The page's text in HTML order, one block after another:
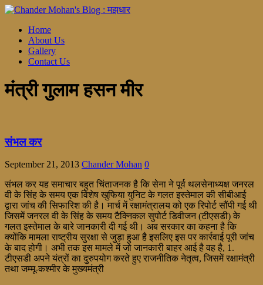
Home
About Us
Gallery
Contact Us
मंत्री गुलाम हसन मीर
संभल कर
September 21, 2013 Chander Mohan 0
संभल कर यह समाचार बहुत चिंताजनक है कि सेना ने पूर्व थलसेनाध्यक्ष जनरल
वी के सिंह के समय एक विशेष खुफिया युनिट के गलत इस्तेमाल की सीबीआई
द्वारा जांच की सिफारिश की है। मार्च में रक्षामंत्रालय को एक रिपोर्ट सौंपी गई थी
जिसमें जनरल वी के सिंह के समय टैक्निकल सुपोर्ट डिवीजन (टीएसडी) के
गलत इस्तेमाल के बारे जानकारी दी गई थी। अब सरकार का कहना है कि
क्योंकि मामला राष्ट्रीय सुरक्षा से जुड़ा हुआ है इसलिए इस पर कार्रवाई पूरी जांच
के बाद होगी। अभी तक इस मामले में जो जानकारी बाहर आई है वह है, 1.
टीएसडी अपने यंत्रों का दुरुपयोग करते हुए राजनीतिक नेतृत्व, जिसमें रक्षामंत्री
तथा जम्मू-कश्मीर के मुख्यमंत्री